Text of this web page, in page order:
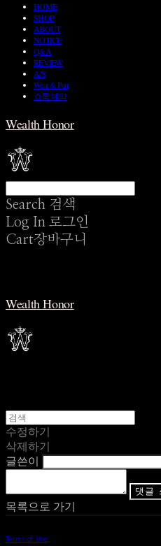
HOME
SHOP
ABOUT
NOTICE
Q&A
REVIEW
A/S
Wear & Pair
쇼룸 예약
Wealth Honor
Search 검색
Log In 로그인
Cart장바구니
Wealth Honor
수정하기
삭제하기
글쓴이
댓글
목록으로 가기
Terms of Use